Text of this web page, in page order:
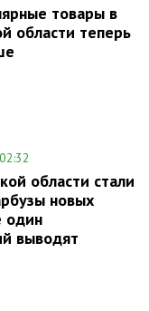
товары в
области теперь
области стали
новых
один
выводят